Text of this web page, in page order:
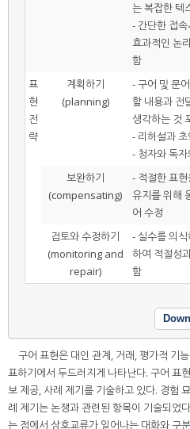
는 복잡한 텍
- 간단한 접
효과적인 논
함
표
현
전
략
계획하기
(planning)
- 구어 및 문
할 내용과 전
생각하는 것
- 리허설과
- 청자와 독
보완하기
(compensating)
- 적절한 표
유지를 위해
어 수정
검토와 수정하기
(monitoring and
repair)
- 실수를 의
하여 적절성
함
구어 표현은 대인 관계, 거래, 평가적 기
표하기에서 두드러지게 나타난다. 구어 표
보 제공, 사례 제기를 기술하고 있다. 경험
례 제기는 논쟁과 관련된 항목이 기술되었
는 점에서 상호교류가 일어나는 대화와 구